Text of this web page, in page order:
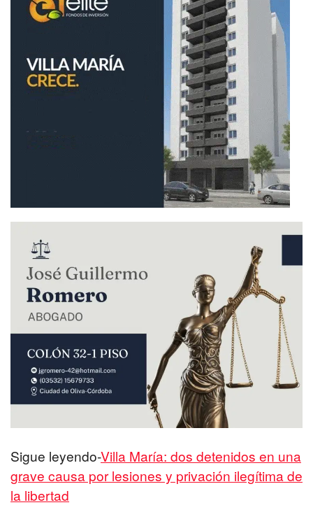
Sigue leyendo-Villa María: dos detenidos en una
grave causa por lesiones y privación ilegítima de
la libertad